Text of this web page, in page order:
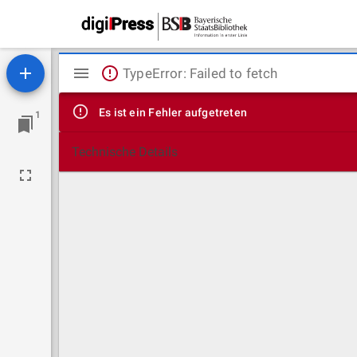
1
Mirador
Viewer
TypeError: Failed to fetch
Es ist ein Fehler aufgetreten
Technische Details